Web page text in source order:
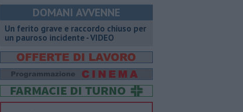
DOMANI AVVENNE
Un ferito grave e raccordo chiuso per
un pauroso incidente - VIDEO